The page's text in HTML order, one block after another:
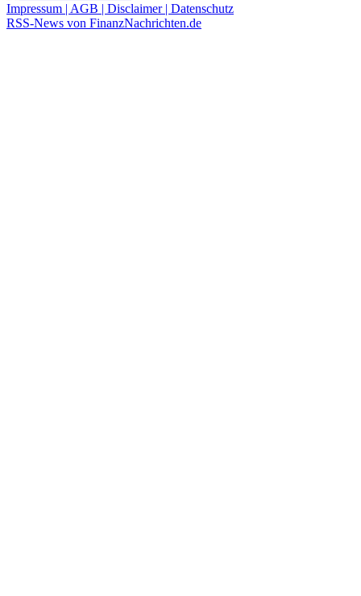
Impressum | AGB | Disclaimer | Datenschutz
RSS-News von FinanzNachrichten.de